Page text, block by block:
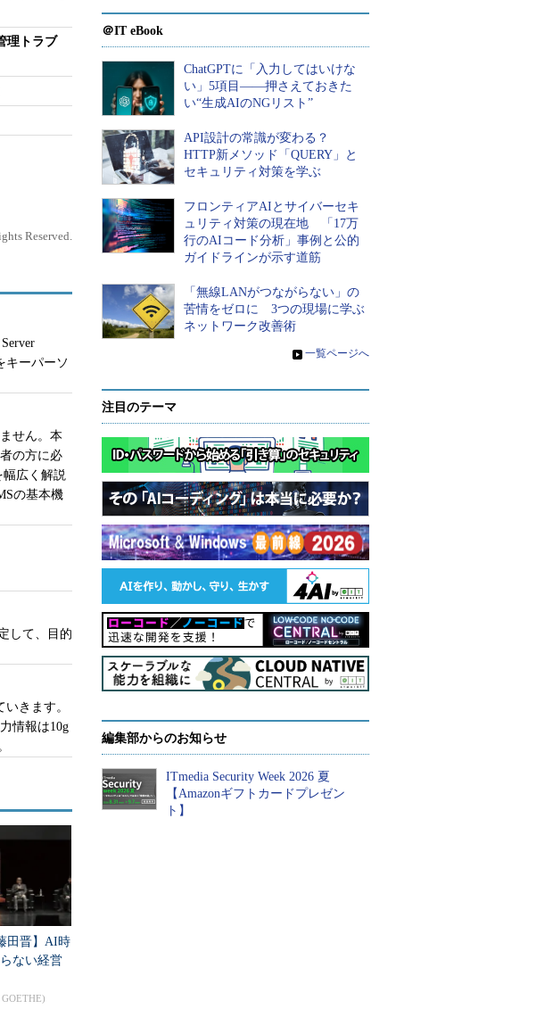
ン
で
バ
り
観
目次に戻る
エラー
かったと
できない
、対象と
。
理トラブ
Reserved.
キーパーソ
せん。本
の方に必
幅広く解説
の基本機
して、目的
きます。
情報は10g
田晋】AI時
ない経営
＠IT eBook
ChatGPTに「入力してはいけな
い」5項目――押さえておきた
い“生成AIのNGリスト”
API設計の常識が変わる？
HTTP新メソッド「QUERY」と
セキュリティ対策を学ぶ
フロンティアAIとサイバーセキ
ュリティ対策の現在地 「17万
行のAIコード分析」事例と公的
ガイドラインが示す道筋
「無線LANがつながらない」の
苦情をゼロに 3つの現場に学ぶ
ネットワーク改善術
» 一覧ページへ
注目のテーマ
編集部からのお知らせ
ITmedia Security Week 2026 夏
【Amazonギフトカードプレゼン
ト】